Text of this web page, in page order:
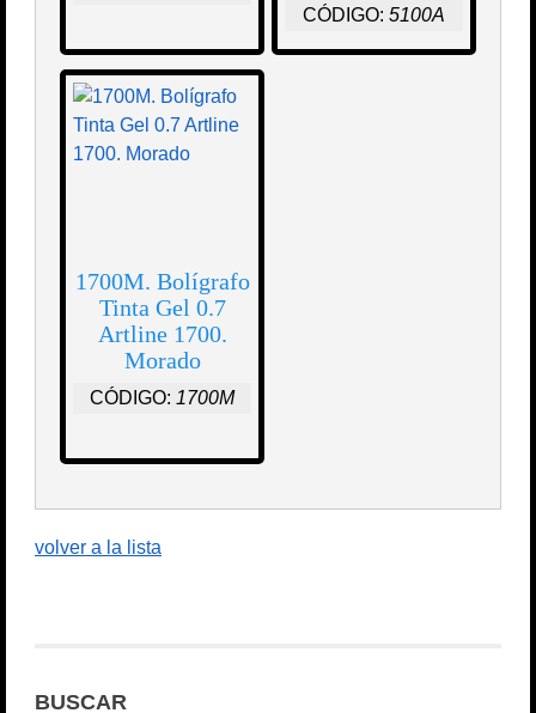
CÓDIGO: 5100A
1700M. Bolígrafo
Tinta Gel 0.7
Artline 1700.
Morado
CÓDIGO: 1700M
volver a la lista
BUSCAR